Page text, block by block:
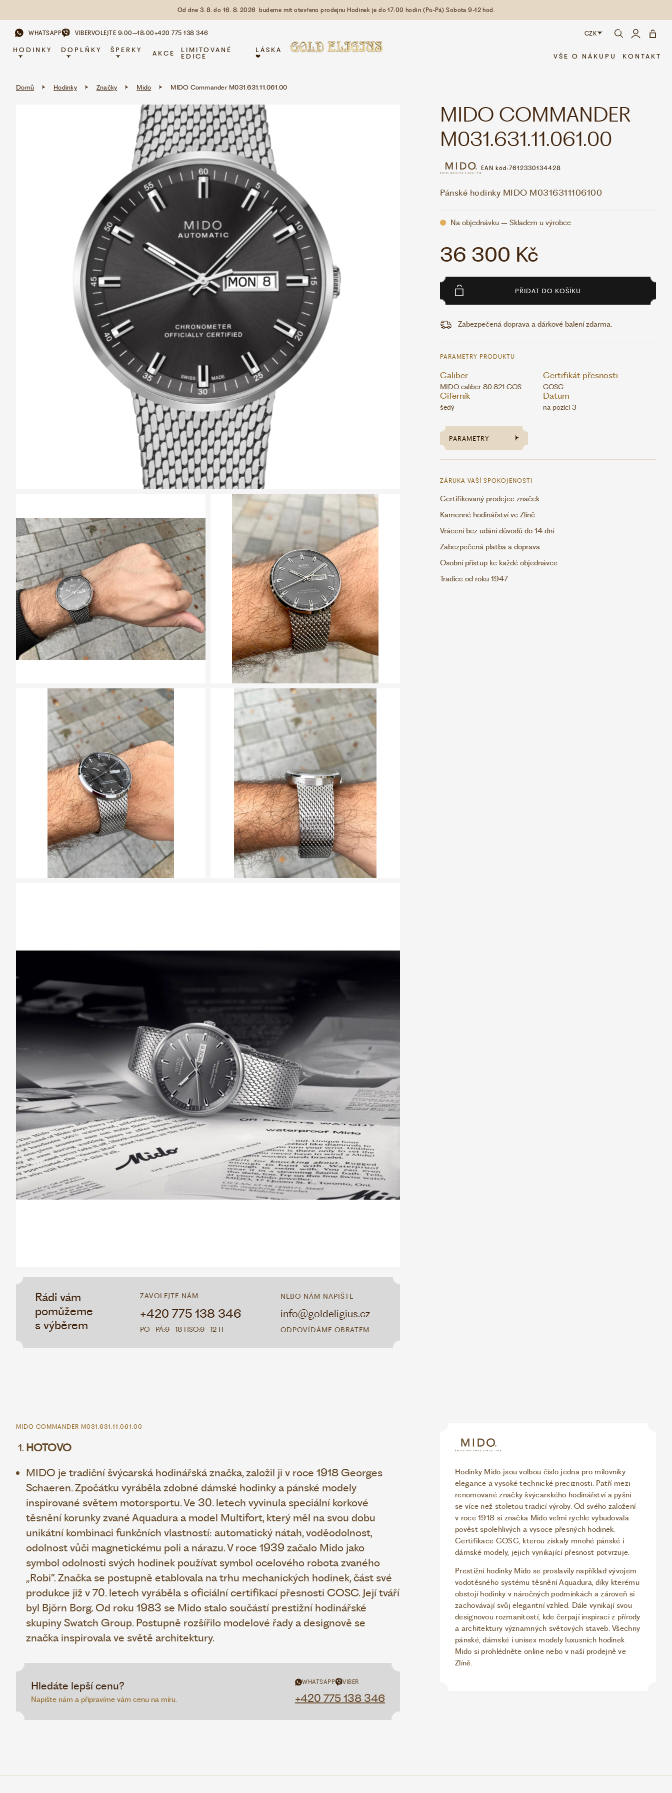
Od dne 3. 8. do 16. 8. 2026 budeme mít otevřeno prodejnu Hodinek je do 17:00 hodin (Po-Pá) Sobota 9-12 hod.
WHATSAPP VIBERVOLEJTE 9:00–18:00+420 775 138 346
HODINKY DOPLŇKY ŠPERKY AKCE
LIMITOVANÉ
EDICE
LÁSKA
❤
CZK
CZK
VŠE O NÁKUPU KONTAKT
Domů Hodinky Značky Mido MIDO Commander M031.631.11.061.00
Rádi vám
pomůžeme
s výběrem
ZAVOLEJTE NÁM
+420 775 138 346
PO–PÁ:9–18 HSO:9–12 H
NEBO NÁM NAPIŠTE
info@goldeligius.cz
ODPOVÍDÁME OBRATEM
MIDO COMMANDER
M031.631.11.061.00
EAN kód:7612330134428
Pánské hodinky MIDO M0316311106100
Na objednávku – Skladem u výrobce
36 300 Kč
PŘIDAT DO KOŠÍKU
Zabezpečená doprava a dárkové balení zdarma.
PARAMETRY PRODUKTU
Caliber
MIDO caliber 80.821 COS
Certifikát přesnosti
COSC
Ciferník
šedý
Datum
na pozici 3
PARAMETRY
ZÁRUKA VAŠÍ SPOKOJENOSTI
Certifikovaný prodejce značek
Kamenné hodinářství ve Zlíně
Vrácení bez udání důvodů do 14 dní
Zabezpečená platba a doprava
Osobní přístup ke každé objednávce
Tradice od roku 1947
MIDO COMMANDER M031.631.11.061.00
HOTOVO
MIDO je tradiční švýcarská hodinářská značka, založil ji v roce 1918 Georges
Schaeren. Zpočátku vyráběla zdobné dámské hodinky a pánské modely
inspirované světem motorsportu. Ve 30. letech vyvinula speciální korkové
těsnění korunky zvané Aquadura a model Multifort, který měl na svou dobu
unikátní kombinaci funkčních vlastností: automatický nátah, voděodolnost,
odolnost vůči magnetickému poli a nárazu. V roce 1939 začalo Mido jako
symbol odolnosti svých hodinek používat symbol ocelového robota zvaného
„Robi“. Značka se postupně etablovala na trhu mechanických hodinek, část své
produkce již v 70. letech vyráběla s oficiální certifikací přesnosti COSC. Její tváří
byl Björn Borg. Od roku 1983 se Mido stalo součástí prestižní hodinářské
skupiny Swatch Group. Postupně rozšířilo modelové řady a designově se
značka inspirovala ve světě architektury.
Hledáte lepší cenu?
Napište nám a připravíme vám cenu na míru.
WHATSAPP VIBER
+420 775 138 346
Hodinky Mido jsou volbou číslo jedna pro milovníky
elegance a vysoké technické preciznosti. Patří mezi
renomované značky švýcarského hodinářství a pyšní
se více než stoletou tradicí výroby. Od svého založení
v roce 1918 si značka Mido velmi rychle vybudovala
pověst spolehlivých a vysoce přesných hodinek.
Certifikace COSC, kterou získaly mnohé pánské i
dámské modely, jejich vynikající přesnost potvrzuje.
Prestižní hodinky Mido se proslavily například vývojem
vodotěsného systému těsnění Aquadura, díky kterému
obstojí hodinky v náročných podmínkách a zároveň si
zachovávají svůj elegantní vzhled. Dále vynikají svou
designovou rozmanitostí, kde čerpají inspiraci z přírody
a architektury významných světových staveb. Všechny
pánské, dámské i unisex modely luxusních hodinek
Mido si prohlédněte online nebo v naší prodejně ve
Zlíně.